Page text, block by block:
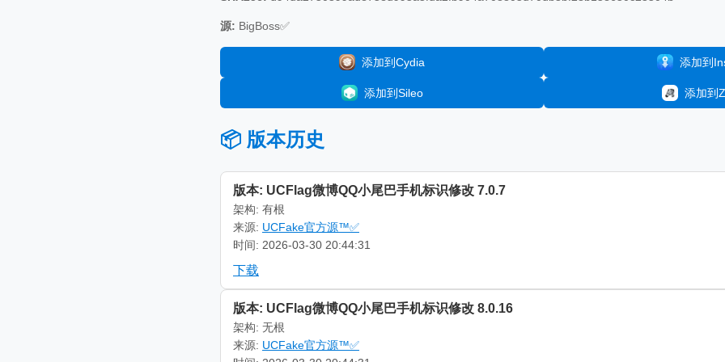
源: BigBoss✅
添加到Cydia 添加到
添加到Sileo 添加到
📦 版本历史
版本: UCFlag微博QQ小尾巴手机标识修改 7.0.7
架构: 有根
来源: UCFake官方源™✅
时间: 2026-03-30 20:44:31
下载
版本: UCFlag微博QQ小尾巴手机标识修改 8.0.16
架构: 无根
来源: UCFake官方源™✅